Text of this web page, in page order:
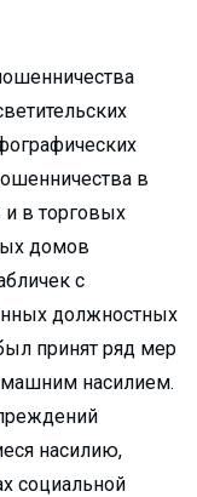
в
в торговых
домов
с
должностных
принят ряд мер
насилием.
насилию,
социальной